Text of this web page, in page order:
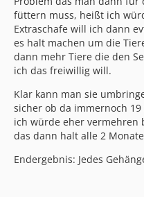
füttern muss, heißt ich
Extraschafe will ich dann
es halt machen um die
dann mehr Tiere die den
ich das freiwillig will.
Klar kann man sie
sicher ob da immernoch
ich würde eher vermehren
das dann halt alle 2
Endergebnis: Jedes